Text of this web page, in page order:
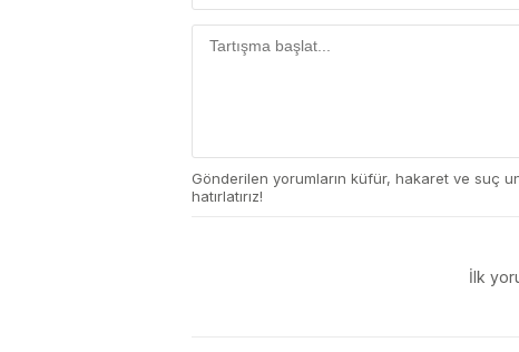
Gönderilen yorumların küfür, hakaret ve suç
hatırlatırız!
İlk